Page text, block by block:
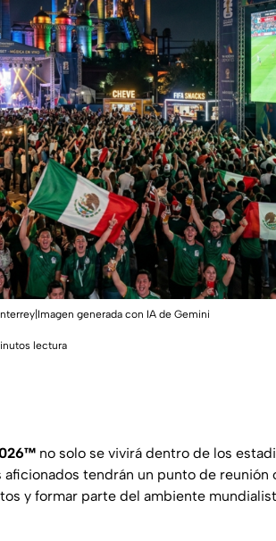
generada con IA de Gemini
lectura
no solo se vivirá dentro de los
aficionados tendrán un punto de reunión
y formar parte del ambiente